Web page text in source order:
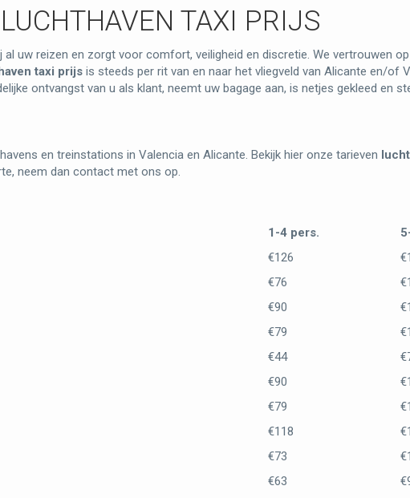
TAXI PRIJS
al uw reizen en zorgt voor comfort, veiligheid en discretie. We vertrouwen
taxi prijs is steeds per rit van en naar het vliegveld van Alicante en/of
ontvangst van u als klant, neemt uw bagage aan, is netjes gekleed en
en treinstations in Valencia en Alicante. Bekijk hier onze tarieven
neem dan contact met ons op.
1-4 pers.
€126
€76
€90
€79
€44
€90
€79
€118
€73
€63